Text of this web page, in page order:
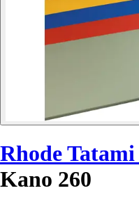
Rhode Tatami
Kano 260